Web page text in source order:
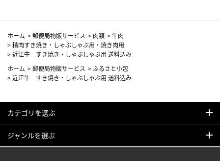
ホーム >郵便局物販サービス > 肉類 >牛肉
>精肉すき焼き・しゃぶしゃぶ用・焼き肉用
>近江牛 すき焼き・しゃぶしゃぶ用 送料込み
ホーム >郵便局物販サービス >ふるさと小包
>近江牛 すき焼き・しゃぶしゃぶ用 送料込み
カテゴリを選ぶ
ジャンルを選ぶ